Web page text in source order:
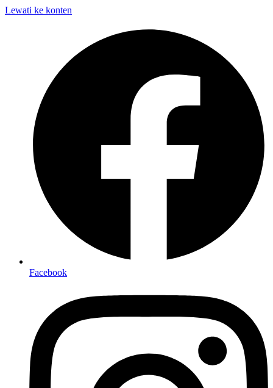
Lewati ke konten
Facebook